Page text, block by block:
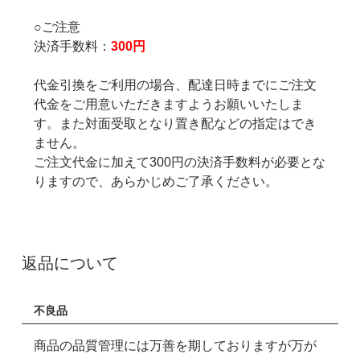
○ご注意
決済手数料： 300円
代金引換をご利用の場合、配達日時までにご注文
代金をご用意いただきますようお願いいたしま
す。また対面受取となり置き配などの指定はでき
ません。
ご注文代金に加えて300円の決済手数料が必要とな
りますので、あらかじめご了承ください。
返品について
不良品
商品の品質管理には万善を期しておりますが万が